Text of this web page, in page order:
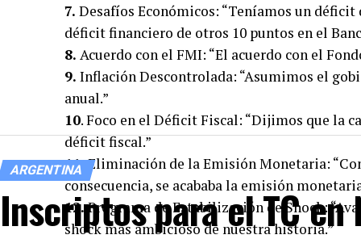
7. Desafíos Económicos: “Teníamos un
déficit financiero de otros 10 puntos en el
8. Acuerdo con el FMI: “El acuerdo con el
9. Inflación Descontrolada: “Asumimos el
anual.”
10. Foco en el Déficit Fiscal: “Dijimos que la
déficit fiscal.”
11.Eliminación de la Emisión Monetaria:
consecuencia, se acababa la emisión
12.Programa de Estabilización de Shock:
shock más ambicioso de nuestra historia.”
ARGENTINA
Inscriptos para el TC en